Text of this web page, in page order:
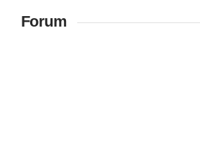
Forum